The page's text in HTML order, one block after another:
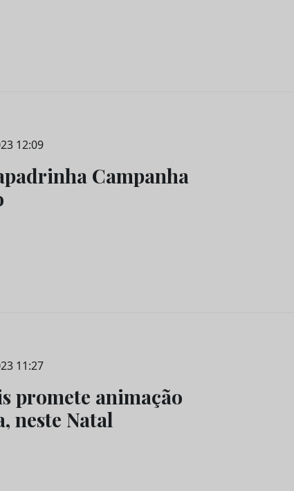
12:09
Campanha
11:27
promete animação
neste Natal